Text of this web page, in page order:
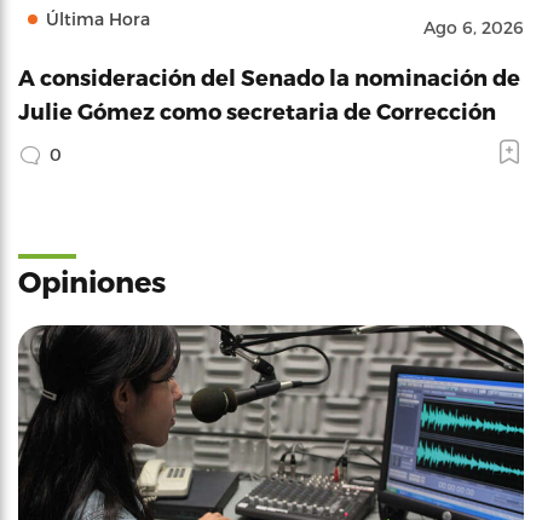
Última Hora Ago 6, 2026
A consideración del Senado la nominación de
Julie Gómez como secretaria de Corrección
0
Opiniones